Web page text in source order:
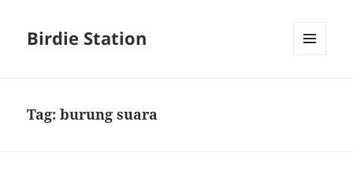
Birdie Station
Tag:burung suara